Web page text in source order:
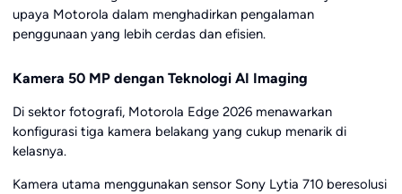
upaya Motorola dalam menghadirkan pengalaman
penggunaan yang lebih cerdas dan efisien.
Kamera 50 MP dengan Teknologi AI Imaging
Di sektor fotografi, Motorola Edge 2026 menawarkan
konfigurasi tiga kamera belakang yang cukup menarik di
kelasnya.
Kamera utama menggunakan sensor Sony Lytia 710 beresolusi